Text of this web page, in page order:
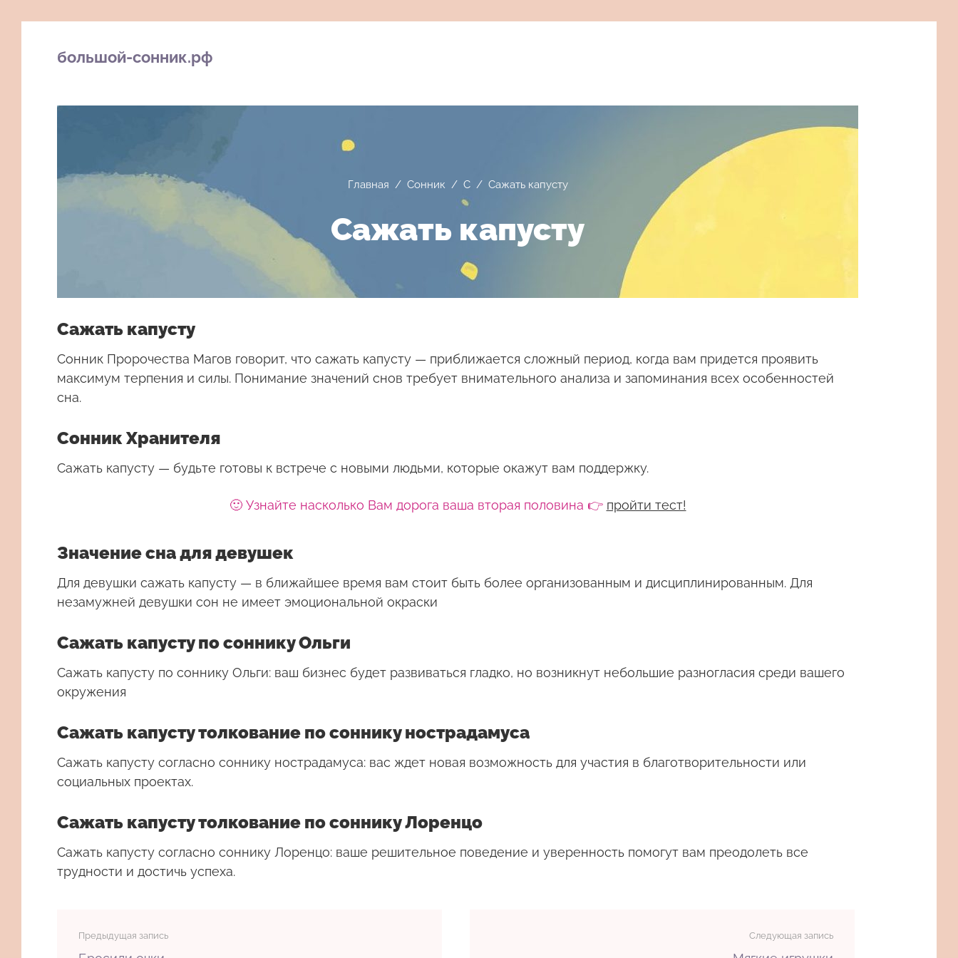
большой-сонник.рф
Главная / Сонник / С/ Сажать капусту
Сажать капусту
Сажать капусту
Сонник Пророчества Магов говорит, что сажать капусту — приближается сложный период, когда вам придется проявить
максимум терпения и силы. Понимание значений снов требует внимательного анализа и запоминания всех особенностей
сна.
Сонник Хранителя
Сажать капусту — будьте готовы к встрече с новыми людьми, которые окажут вам поддержку.
🙂 Узнайте насколько Вам дорога ваша вторая половина 👉 пройти тест!
Значение сна для девушек
Для девушки сажать капусту — в ближайшее время вам стоит быть более организованным и дисциплинированным. Для
незамужней девушки сон не имеет эмоциональной окраски
Сажать капусту по соннику Ольги
Сажать капусту по соннику Ольги: ваш бизнес будет развиваться гладко, но возникнут небольшие разногласия среди вашего
окружения
Сажать капусту толкование по соннику нострадамуса
Сажать капусту согласно соннику нострадамуса: вас ждет новая возможность для участия в благотворительности или
социальных проектах.
Сажать капусту толкование по соннику Лоренцо
Сажать капусту согласно соннику Лоренцо: ваше решительное поведение и уверенность помогут вам преодолеть все
трудности и достичь успеха.
Предыдущая запись Следующая запись